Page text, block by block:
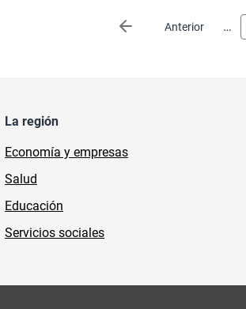
Anterior
Página anterior …
La región
Economía y empresas
Salud
Educación
Servicios sociales